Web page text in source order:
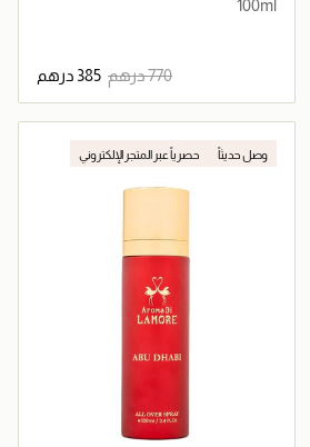
100ml
جاري تحميل التفاصيل
وصل حديثاً حصرياً عبر المتجر الإلكتروني